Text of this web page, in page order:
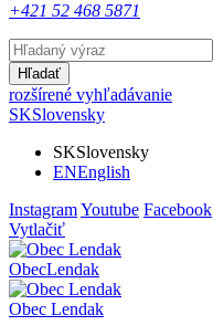
+421 52 468 5871
Hľadať
rozšírené vyhľadávanie
SKSlovensky
SKSlovensky
ENEnglish
InstagramYoutube Facebook
Vytlačiť
ObecLendak
Obec Lendak